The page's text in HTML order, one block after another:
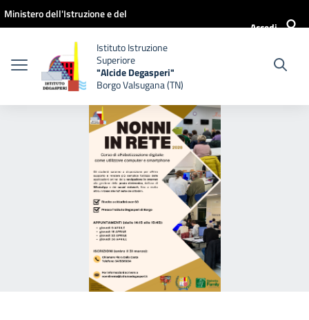
Vai ai contenuti
Vai al menu di navigazione
Vai al footer
Ministero dell'Istruzione e del
Accedi
Istituto Istruzione
Superiore
"Alcide Degasperi"
Borgo Valsugana (TN)